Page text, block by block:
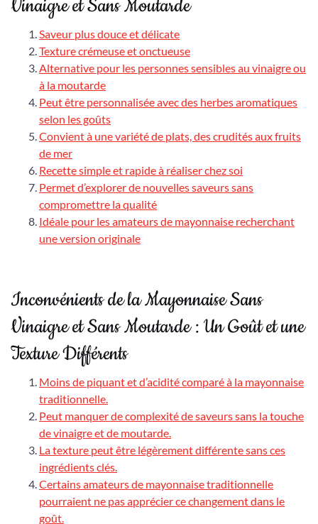
Vinaigre et Sans Moutarde
Saveur plus douce et délicate
Texture crémeuse et onctueuse
Alternative pour les personnes sensibles au vinaigre ou
à la moutarde
Peut être personnalisée avec des herbes aromatiques
selon les goûts
Convient à une variété de plats, des crudités aux fruits
de mer
Recette simple et rapide à réaliser chez soi
Permet d’explorer de nouvelles saveurs sans
compromettre la qualité
Idéale pour les amateurs de mayonnaise recherchant
une version originale
Inconvénients de la Mayonnaise Sans
Vinaigre et Sans Moutarde : Un Goût et une
Texture Différents
Moins de piquant et d’acidité comparé à la mayonnaise
traditionnelle.
Peut manquer de complexité de saveurs sans la touche
de vinaigre et de moutarde.
La texture peut être légèrement différente sans ces
ingrédients clés.
Certains amateurs de mayonnaise traditionnelle
pourraient ne pas apprécier ce changement dans le
goût.